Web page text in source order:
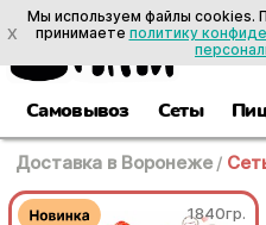
Самовывоз Сеты
Доставка в Воронеже /
1840гр.
X
Мы используем файлы cookies.
принимаете политику